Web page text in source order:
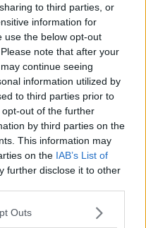
to third parties, or
information for
use the below opt-out
note that after your
continue seeing
information utilized by
to third parties prior to
out of the further
by third parties on the
This information may
on the IAB’s List of
further disclose it to other
Outs
dell'Inps è ancora in
le misure di
dai decreti del
Firenze - Il risultato è
aziende viene bollata
quindi lavorare e
il problema".
il documento unico di
devono farsi rilasciare
segretario generale di
Ferretti - Un decreto
rimandati i versamenti Inps